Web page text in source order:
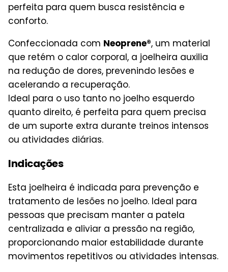
perfeita para quem busca resistência e
conforto.
Confeccionada com Neoprene®, um material
que retém o calor corporal, a joelheira auxilia
na redução de dores, prevenindo lesões e
acelerando a recuperação.
Ideal para o uso tanto no joelho esquerdo
quanto direito, é perfeita para quem precisa
de um suporte extra durante treinos intensos
ou atividades diárias.
Indicações
Esta joelheira é indicada para prevenção e
tratamento de lesões no joelho. Ideal para
pessoas que precisam manter a patela
centralizada e aliviar a pressão na região,
proporcionando maior estabilidade durante
movimentos repetitivos ou atividades intensas.